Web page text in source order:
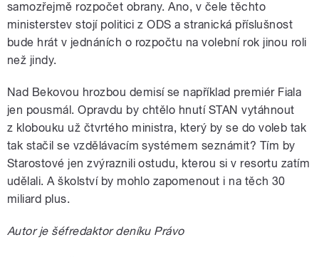
samozřejmě rozpočet obrany. Ano, v čele těchto
ministerstev stojí politici z ODS a stranická příslušnost
bude hrát v jednáních o rozpočtu na volební rok jinou roli
než jindy.
Nad Bekovou hrozbou demisí se například premiér Fiala
jen pousmál. Opravdu by chtělo hnutí STAN vytáhnout
z klobouku už čtvrtého ministra, který by se do voleb tak
tak stačil se vzdělávacím systémem seznámit? Tím by
Starostové jen zvýraznili ostudu, kterou si v resortu zatím
udělali. A školství by mohlo zapomenout i na těch 30
miliard plus.
Autor je šéfredaktor deníku Právo